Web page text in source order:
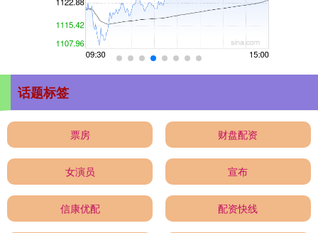
话题标签
票房 财盘配资
女演员 宣布
信康优配 配资快线